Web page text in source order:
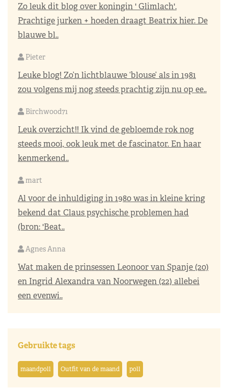
Zo leuk dit blog over koningin ' Glimlach'.
Prachtige jurken + hoeden draagt Beatrix hier. De
blauwe bl..
Pieter
Leuke blog! Zo’n lichtblauwe ‘blouse’ als in 1981
zou volgens mij nog steeds prachtig zijn nu op ee..
Birchwood71
Leuk overzicht!! Ik vind de gebloemde rok nog
steeds mooi, ook leuk met de fascinator. En haar
kenmerkend..
mart
Al voor de inhuldiging in 1980 was in kleine kring
bekend dat Claus psychische problemen had
(bron: 'Beat..
Agnes Anna
Wat maken de prinsessen Leonoor van Spanje (20)
en Ingrid Alexandra van Noorwegen (22) allebei
een evenwi..
Gebruikte tags
maandpoll Outfit van de maand poll